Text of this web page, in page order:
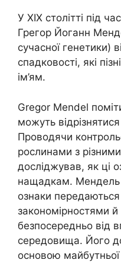
У XIX столітті під
Грегор Йоганн
сучасної генетики)
спадковості, які
ім’ям.
Gregor Mendel
можуть
Проводячи
рослинами з
досліджував, як ці
нащадкам. Мендель
ознаки
закономірностями
безпосередньо від
середовища. Його
основою майбутньої